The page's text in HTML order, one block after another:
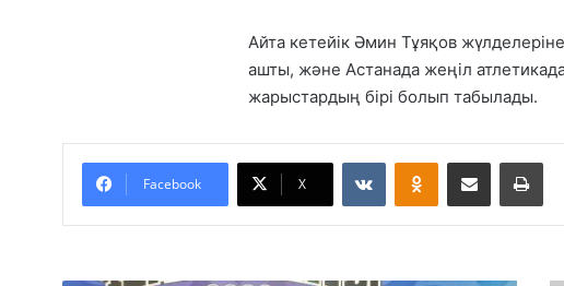
Айта кетейік Әмин Тұяқов
ашты, және Астанада жеңіл
жарыстардың бірі болып табылады.
Facebook X